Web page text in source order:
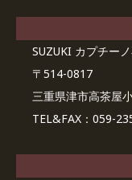
SUZUKI カプチー
〒514-0817
三重県津市高茶屋
TEL&FAX：059-